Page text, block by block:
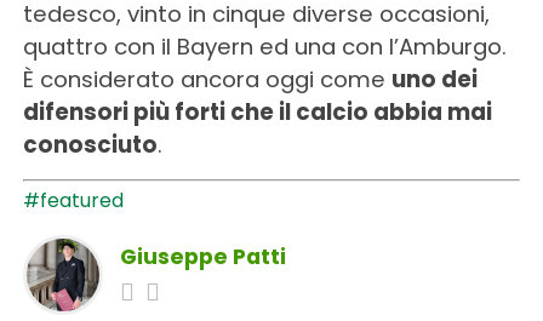
tedesco, vinto in cinque diverse occasioni,
quattro con il Bayern ed una con l’Amburgo.
È considerato ancora oggi come uno dei
difensori più forti che il calcio abbia mai
conosciuto.
#featured
Giuseppe Patti